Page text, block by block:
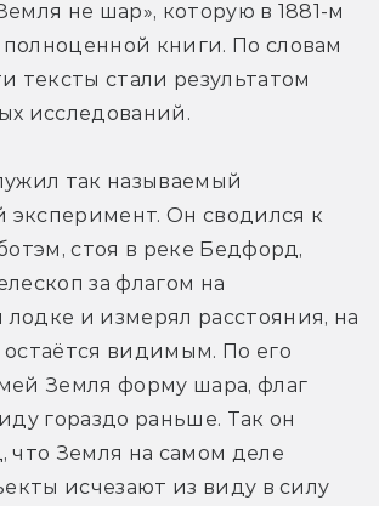
не шар», которую в 1881-м
книги. По словам
тексты стали результатом
исследований.
так называемый
эксперимент. Он сводился к
стоя в реке Бедфорд,
за флагом на
и измерял расстояния, на
остаётся видимым. По его
Земля форму шара, флаг
гораздо раньше. Так он
что Земля на самом деле
исчезают из виду в силу